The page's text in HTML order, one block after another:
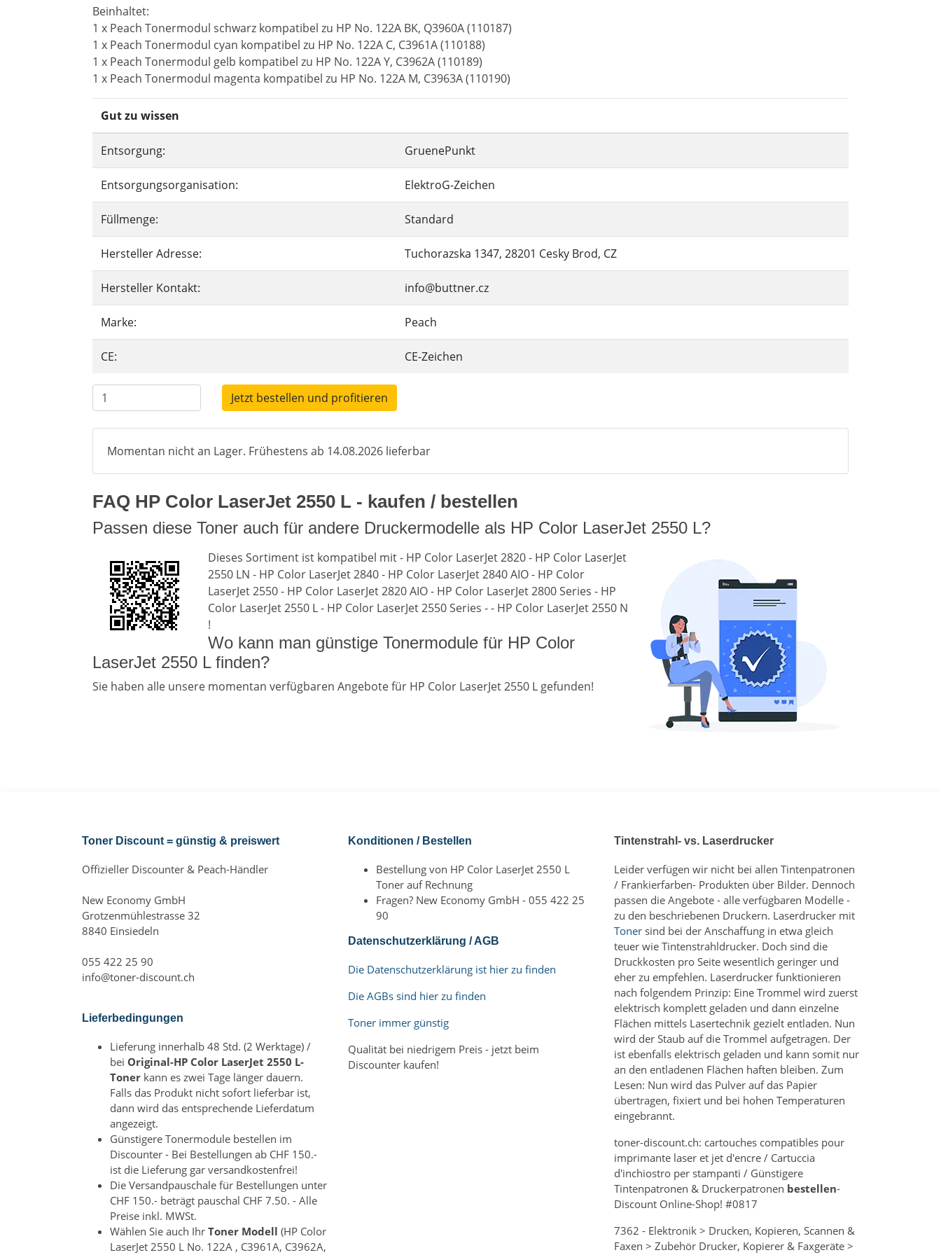
Beinhaltet:
1 x Peach Tonermodul schwarz kompatibel zu HP No. 122A BK, Q3960A (110187)
1 x Peach Tonermodul cyan kompatibel zu HP No. 122A C, C3961A (110188)
1 x Peach Tonermodul gelb kompatibel zu HP No. 122A Y, C3962A (110189)
1 x Peach Tonermodul magenta kompatibel zu HP No. 122A M, C3963A (110190)
Gut zu wissen
Entsorgung: GruenePunkt
Entsorgungsorganisation: ElektroG-Zeichen
Füllmenge: Standard
Hersteller Adresse: Tuchorazska 1347, 28201 Cesky Brod, CZ
Hersteller Kontakt: info@buttner.cz
Marke: Peach
CE: CE-Zeichen
Jetzt bestellen und profitieren
Momentan nicht an Lager. Frühestens ab 14.08.2026 lieferbar
FAQ HP Color LaserJet 2550 L - kaufen / bestellen
Passen diese Toner auch für andere Druckermodelle als HP Color LaserJet 2550 L?
Dieses Sortiment ist kompatibel mit - HP Color LaserJet 2820 - HP Color LaserJet
2550 LN - HP Color LaserJet 2840 - HP Color LaserJet 2840 AIO - HP Color
LaserJet 2550 - HP Color LaserJet 2820 AIO - HP Color LaserJet 2800 Series - HP
Color LaserJet 2550 L - HP Color LaserJet 2550 Series - - HP Color LaserJet 2550 N
!
Wo kann man günstige Tonermodule für HP Color
LaserJet 2550 L finden?
Sie haben alle unsere momentan verfügbaren Angebote für HP Color LaserJet 2550 L gefunden!
Toner Discount = günstig & preiswert
Offizieller Discounter & Peach-Händler
New Economy GmbH
Grotzenmühlestrasse 32
8840 Einsiedeln
055 422 25 90
info@toner-discount.ch
Lieferbedingungen
Lieferung innerhalb 48 Std. (2 Werktage) /
bei Original-HP Color LaserJet 2550 L-
Toner kann es zwei Tage länger dauern.
Falls das Produkt nicht sofort lieferbar ist,
dann wird das entsprechende Lieferdatum
angezeigt.
Günstigere Tonermodule bestellen im
Discounter - Bei Bestellungen ab CHF 150.-
ist die Lieferung gar versandkostenfrei!
Die Versandpauschale für Bestellungen unter
CHF 150.- beträgt pauschal CHF 7.50. - Alle
Preise inkl. MWSt.
Wählen Sie auch Ihr Toner Modell (HP Color
LaserJet 2550 L No. 122A , C3961A, C3962A,
Konditionen / Bestellen
Bestellung von HP Color LaserJet 2550 L
Toner auf Rechnung
Fragen? New Economy GmbH - 055 422 25
90
Datenschutzerklärung / AGB
Die Datenschutzerklärung ist hier zu finden
Die AGBs sind hier zu finden
Toner immer günstig
Qualität bei niedrigem Preis - jetzt beim
Discounter kaufen!
Tintenstrahl- vs. Laserdrucker
Leider verfügen wir nicht bei allen Tintenpatronen
/ Frankierfarben- Produkten über Bilder. Dennoch
passen die Angebote - alle verfügbaren Modelle -
zu den beschriebenen Druckern. Laserdrucker mit
Toner sind bei der Anschaffung in etwa gleich
teuer wie Tintenstrahldrucker. Doch sind die
Druckkosten pro Seite wesentlich geringer und
eher zu empfehlen. Laserdrucker funktionieren
nach folgendem Prinzip: Eine Trommel wird zuerst
elektrisch komplett geladen und dann einzelne
Flächen mittels Lasertechnik gezielt entladen. Nun
wird der Staub auf die Trommel aufgetragen. Der
ist ebenfalls elektrisch geladen und kann somit nur
an den entladenen Flächen haften bleiben. Zum
Lesen: Nun wird das Pulver auf das Papier
übertragen, fixiert und bei hohen Temperaturen
eingebrannt.
toner-discount.ch: cartouches compatibles pour
imprimante laser et jet d'encre / Cartuccia
d'inchiostro per stampanti / Günstigere
Tintenpatronen & Druckerpatronen bestellen-
Discount Online-Shop! #0817
7362 - Elektronik > Drucken, Kopieren, Scannen &
Faxen > Zubehör Drucker, Kopierer & Faxgeräte >